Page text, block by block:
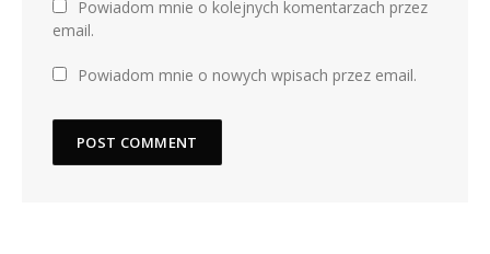
Powiadom mnie o kolejnych komentarzach przez
email.
Powiadom mnie o nowych wpisach przez email.